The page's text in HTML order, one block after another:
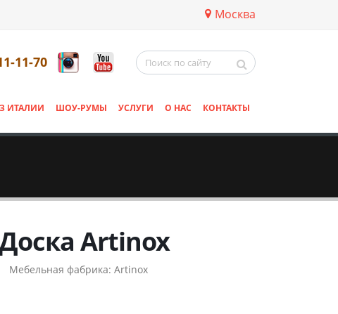
Москва
11-70
ИТАЛИИ ШОУ-РУМЫ УСЛУГИ О НАС КОНТАКТЫ
Artinox
Мебельная фабрика: Artinox